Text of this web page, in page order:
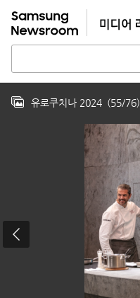
유로쿠치나 2024 (55/76)